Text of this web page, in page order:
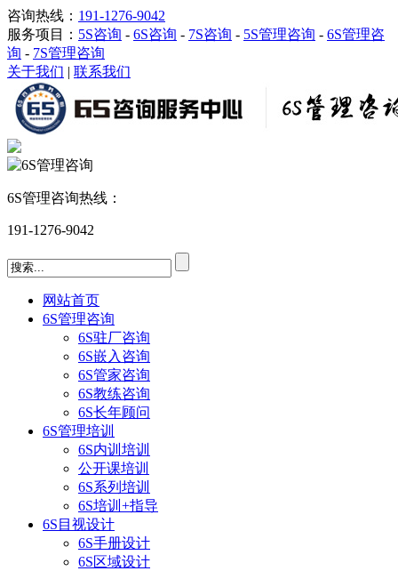
咨询热线： 191-1276-9042
服务项目： 5S咨询 - 6S咨询 - 7S咨询 - 5S管理咨询 - 6S管理咨
询 - 7S管理咨询
关于我们 | 联系我们
6S管理咨询热线：
191-1276-9042
网站首页
6S管理咨询
6S驻厂咨询
6S嵌入咨询
6S管家咨询
6S教练咨询
6S长年顾问
6S管理培训
6S内训培训
公开课培训
6S系列培训
6S培训+指导
6S目视设计
6S手册设计
6S区域设计